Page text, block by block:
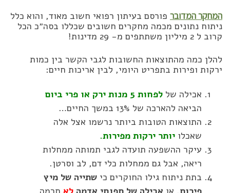
המחקר המדובר פורסם בעיתון רפואי חשוב מאוד, והוא כלל
ניתוח נתונים מכמה מחקרים חשובים שכללו בסה״כ הכל
קרוב ל 2 מיליון משתתפים מ- 29 מדינות!
להלן כמה מהתוצאות החשובות לגבי הקשר בין כמות
ירקות ופירות בתפריט היומי, לבין אריכות חיים:
אכילה של לפחות 5 מנות ירק או פרי ביום
הביאה להארכה של 13% במשך החיים…
התוצאות הטובות ביותר נרשמו אצל אלה
שאכלו יותר ירקות מפירות.
עיקר ההשפעה תועדה לגבי תמותה ממחלות
ריאה, אבל גם ממחלות כלי דם, לב וסרטן.
בתת ניתוח גילו החוקרים כי שתייה של מיץ